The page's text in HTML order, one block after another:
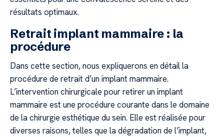
résultats optimaux.
Retrait implant mammaire : la
procédure
Dans cette section, nous expliquerons en détail la
procédure de retrait d’un implant mammaire.
L’intervention chirurgicale pour retirer un implant
mammaire est une procédure courante dans le domaine
de la chirurgie esthétique du sein. Elle est réalisée pour
diverses raisons, telles que la dégradation de l’implant,